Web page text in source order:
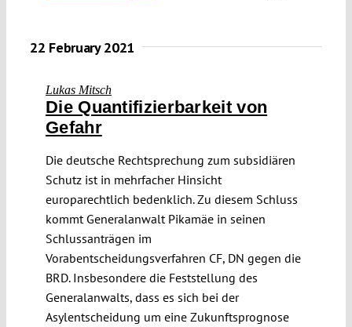
22 February 2021
Lukas Mitsch
Die Quantifizierbarkeit von
Gefahr
Die deutsche Rechtsprechung zum subsidiären
Schutz ist in mehrfacher Hinsicht
europarechtlich bedenklich. Zu diesem Schluss
kommt Generalanwalt Pikamäe in seinen
Schlussanträgen im
Vorabentscheidungsverfahren CF, DN gegen die
BRD. Insbesondere die Feststellung des
Generalanwalts, dass es sich bei der
Asylentscheidung um eine Zukunftsprognose